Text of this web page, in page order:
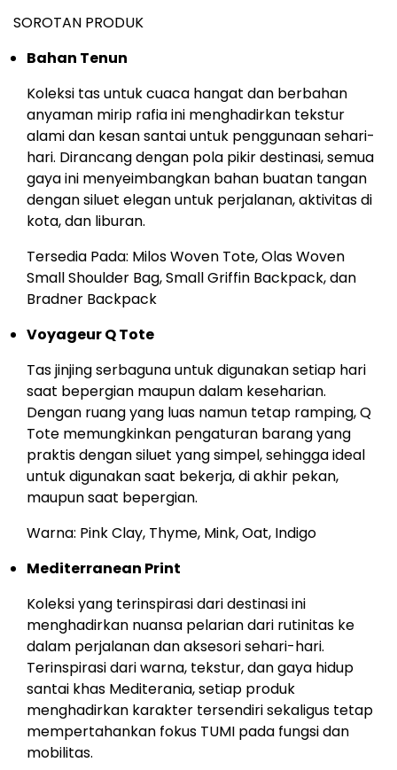
SOROTAN PRODUK
Bahan Tenun
Koleksi tas untuk cuaca hangat dan berbahan
anyaman mirip rafia ini menghadirkan tekstur
alami dan kesan santai untuk penggunaan sehari-
hari. Dirancang dengan pola pikir destinasi, semua
gaya ini menyeimbangkan bahan buatan tangan
dengan siluet elegan untuk perjalanan, aktivitas di
kota, dan liburan.
Tersedia Pada: Milos Woven Tote, Olas Woven
Small Shoulder Bag, Small Griffin Backpack, dan
Bradner Backpack
Voyageur Q Tote
Tas jinjing serbaguna untuk digunakan setiap hari
saat bepergian maupun dalam keseharian.
Dengan ruang yang luas namun tetap ramping, Q
Tote memungkinkan pengaturan barang yang
praktis dengan siluet yang simpel, sehingga ideal
untuk digunakan saat bekerja, di akhir pekan,
maupun saat bepergian.
Warna: Pink Clay, Thyme, Mink, Oat, Indigo
Mediterranean Print
Koleksi yang terinspirasi dari destinasi ini
menghadirkan nuansa pelarian dari rutinitas ke
dalam perjalanan dan aksesori sehari-hari.
Terinspirasi dari warna, tekstur, dan gaya hidup
santai khas Mediterania, setiap produk
menghadirkan karakter tersendiri sekaligus tetap
mempertahankan fokus TUMI pada fungsi dan
mobilitas.